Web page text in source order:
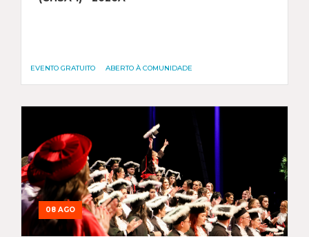
EVENTO GRATUITO ABERTO À COMUNIDADE
08 AGO